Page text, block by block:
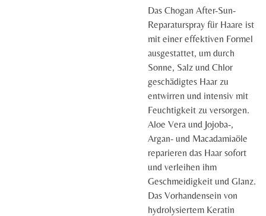
Das Chogan After-Sun-
Reparaturspray für Haare ist
mit einer effektiven Formel
ausgestattet, um durch
Sonne, Salz und Chlor
geschädigtes Haar zu
entwirren und intensiv mit
Feuchtigkeit zu versorgen.
Aloe Vera und Jojoba-,
Argan- und Macadamiaöle
reparieren das Haar sofort
und verleihen ihm
Geschmeidigkeit und Glanz.
Das Vorhandensein von
hydrolysiertem Keratin